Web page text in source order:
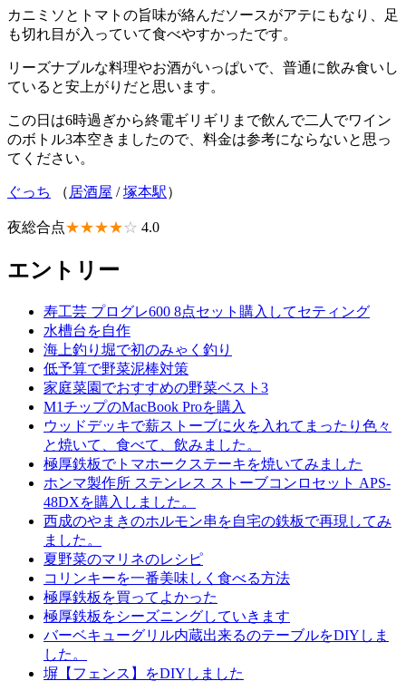
カニミソとトマトの旨味が絡んだソースがアテにもなり、足
も切れ目が入っていて食べやすかったです。
リーズナブルな料理やお酒がいっぱいで、普通に飲み食いし
ていると安上がりだと思います。
この日は6時過ぎから終電ギリギリまで飲んで二人でワイン
のボトル3本空きましたので、料金は参考にならないと思っ
てください。
ぐっち （ 居酒屋 /塚本駅）
夜総合点★★★★☆ 4.0
エントリー
寿工芸 プログレ600 8点セット購入してセティング
水槽台を自作
海上釣り堀で初のみゃく釣り
低予算で野菜泥棒対策
家庭菜園でおすすめの野菜ベスト3
M1チップのMacBook Proを購入
ウッドデッキで薪ストーブに火を入れてまったり色々
と焼いて、食べて、飲みました。
極厚鉄板でトマホークステーキを焼いてみました
ホンマ製作所 ステンレス ストーブコンロセット APS-
48DXを購入しました。
西成のやまきのホルモン串を自宅の鉄板で再現してみ
ました。
夏野菜のマリネのレシピ
コリンキーを一番美味しく食べる方法
極厚鉄板を買ってよかった
極厚鉄板をシーズニングしていきます
バーベキューグリル内蔵出来るのテーブルをDIYしま
した。
塀【フェンス】をDIYしました